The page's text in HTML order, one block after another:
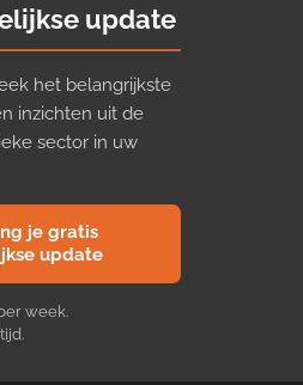
update
het belangrijkste
inzichten uit de
sector in uw
je gratis
update
week.